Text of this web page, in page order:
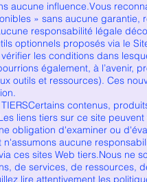
aucune influence.Vous
» sans aucune
responsabilité légale
optionnels proposés via le
les conditions dans
également, à l’avenir,
outils et ressources). Ces
TIERSCertains contenus,
liens tiers sur ce site
obligation d'examiner ou
aucune
ces sites Web tiers.Nous ne
de services, de ressources,
lire attentivement les